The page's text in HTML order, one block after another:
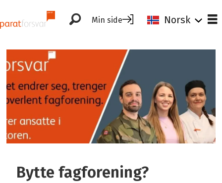
Min side Norsk
Tag:
fordeler
Bytte fagforening?